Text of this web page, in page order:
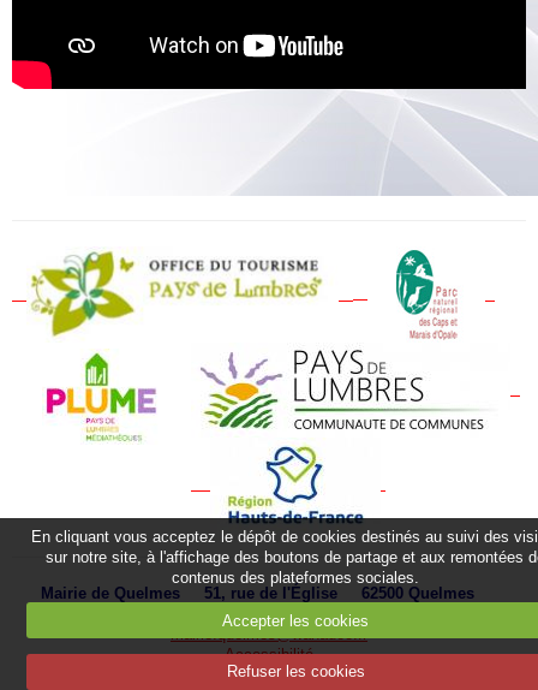
Mairie de Quelmes 51, rue de l'Église 62500 Quelmes
Téléphone : 03 21 39 63 50 Fax :03 21 93 79 14
mairie.quelmes@wanadoo.fr
Accessibilité
En cliquant vous acceptez le dépôt de cookies destinés au suivi des
sur notre site, à l'affichage des boutons de partage et aux remontées
contenus des plateformes sociales.
Accepter les cookies
Refuser les cookies